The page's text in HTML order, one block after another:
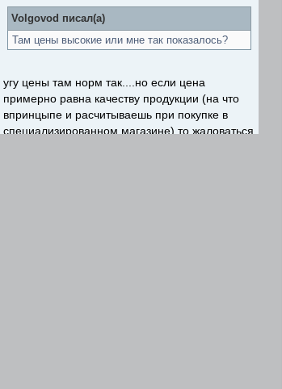
Volgovod писал(а)
Там цены высокие или мне так показалось?
угу цены там норм так....но если цена
примерно равна качеству продукции (на что
впринцыпе и расчитываешь при покупке в
специализированном магазине) то жаловаться